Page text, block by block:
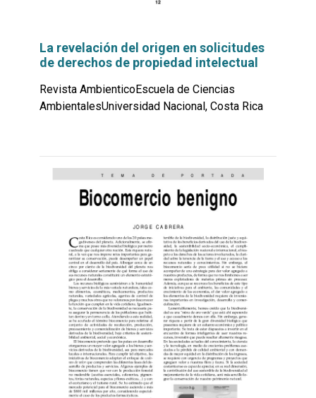
La revelación del origen en solicitudes
de derechos de propiedad intelectual
Revista AmbienticoEscuela de Ciencias
AmbientalesUniversidad Nacional, Costa Rica